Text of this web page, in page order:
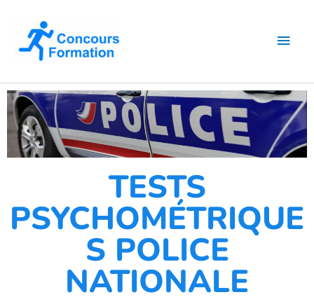
contenu
TESTS
PSYCHOMÉTRIQUE
S POLICE
NATIONALE